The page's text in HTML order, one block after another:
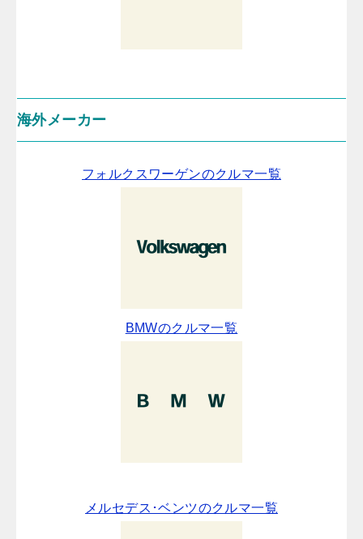
海外メーカー
フォルクスワーゲンのクルマ一覧
BMWのクルマ一覧
メルセデス･ベンツのクルマ一覧